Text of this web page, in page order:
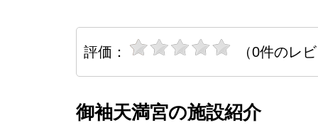
評価： （0件のレ
御袖天満宮の施設紹介